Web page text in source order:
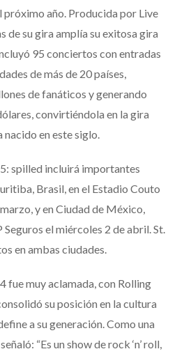
año. Producida por Live
de su gira amplía su exitosa gira
95 conciertos con entradas
de más de 20 países,
de fanáticos y generando
convirtiéndola en la gira
en este siglo.
spilled incluirá importantes
Brasil, en el Estadio Couto
y en Ciudad de México,
el miércoles 2 de abril. St.
en ambas ciudades.
fue muy aclamada, con Rolling
su posición en la cultura
a su generación. Como una
“Es un show de rock ‘n’ roll,